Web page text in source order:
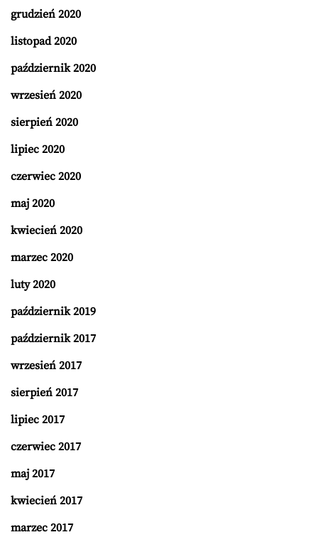
grudzień 2020
listopad 2020
październik 2020
wrzesień 2020
sierpień 2020
lipiec 2020
czerwiec 2020
maj 2020
kwiecień 2020
marzec 2020
luty 2020
październik 2019
październik 2017
wrzesień 2017
sierpień 2017
lipiec 2017
czerwiec 2017
maj 2017
kwiecień 2017
marzec 2017